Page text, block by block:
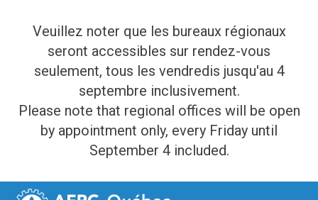
Veuillez noter que les bureaux régionaux
seront accessibles sur rendez-vous
seulement, tous les vendredis jusqu'au 4
septembre inclusivement.
Please note that regional offices will be open
by appointment only, every Friday until
September 4 included.
Skip